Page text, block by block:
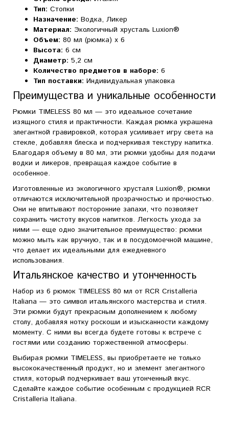
Тип: Стопки
Назначение: Водка, Ликер
Материал: Экологичный хрусталь Luxion®
Объем: 80 мл (рюмка) x 6
Высота: 6 см
Диаметр: 5,2 см
Количество предметов в наборе: 6
Тип поставки: Индивидуальная упаковка
Преимущества и уникальные особенности
Рюмки TIMELESS 80 мл — это идеальное сочетание
изящного стиля и практичности. Каждая рюмка украшена
элегантной гравировкой, которая усиливает игру света на
стекле, добавляя блеска и подчеркивая текстуру напитка.
Благодаря объему в 80 мл, эти рюмки удобны для подачи
водки и ликеров, превращая каждое событие в
особенное.
Изготовленные из экологичного хрусталя Luxion®, рюмки
отличаются исключительной прозрачностью и прочностью.
Они не впитывают посторонние запахи, что позволяет
сохранить чистоту вкусов напитков. Легкость ухода за
ними — еще одно значительное преимущество: рюмки
можно мыть как вручную, так и в посудомоечной машине,
что делает их идеальными для ежедневного
использования.
Итальянское качество и утонченность
Набор из 6 рюмок TIMELESS 80 мл от RCR Cristalleria
Italiana — это символ итальянского мастерства и стиля.
Эти рюмки будут прекрасным дополнением к любому
столу, добавляя нотку роскоши и изысканности каждому
моменту. С ними вы всегда будете готовы к встрече с
гостями или созданию торжественной атмосферы.
Выбирая рюмки TIMELESS, вы приобретаете не только
высококачественный продукт, но и элемент элегантного
стиля, который подчеркивает ваш утонченный вкус.
Сделайте каждое событие особенным с продукцией RCR
Cristalleria Italiana.